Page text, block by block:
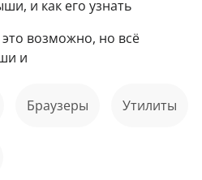
и как его узнать
это возможно, но всё
и
Браузеры Утилиты